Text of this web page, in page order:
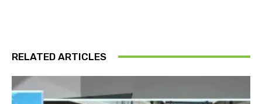
RELATED ARTICLES